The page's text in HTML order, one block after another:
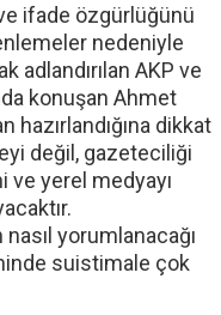
ifade özgürlüğünü
nedeniyle
adlandırılan AKP ve
konuşan Ahmet
hazırlandığına dikkat
değil, gazeteciliği
ve yerel medyayı
yorumlanacağı
suistimale çok